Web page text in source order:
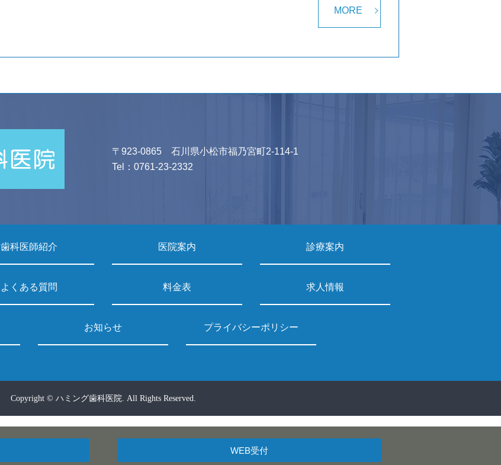
MORE
WEB受付
〒923-0865 石川県小松市福乃宮町2-114-1
Tel： 0761-23-2332
歯科医師紹介 医院案内 診療案内
よくある質問 料金表 求人情報
お知らせ プライバシーポリシー
Copyright © ハミング歯科医院. All Rights Reserved.